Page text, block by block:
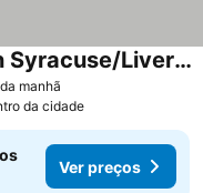
manhã
Homewood Suites by Hilton Syracuse/Liverpool
da cidade
Ver preços